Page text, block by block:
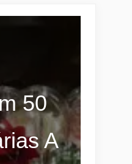
50
A